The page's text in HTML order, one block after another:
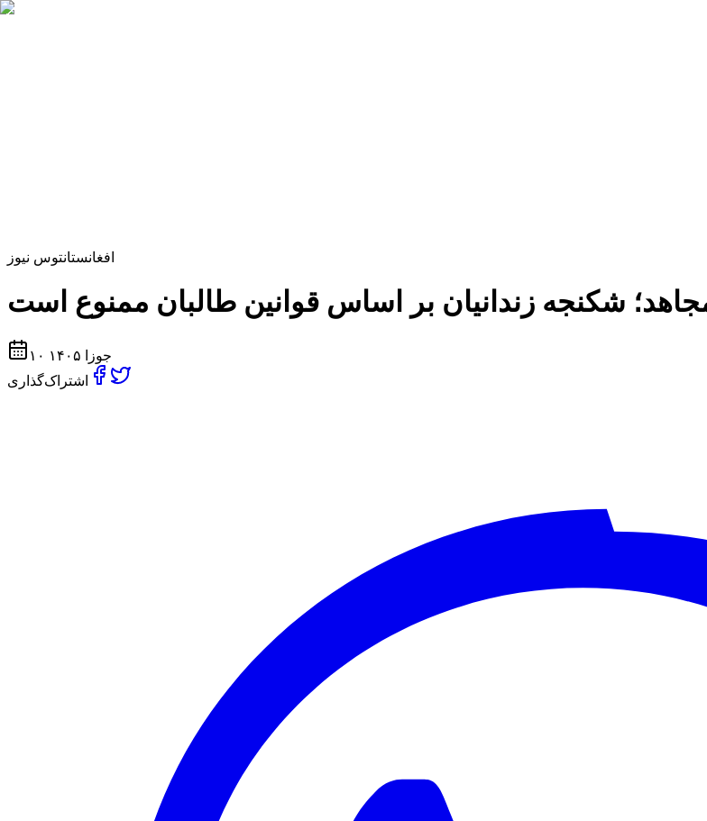
افغانستانتوس نیوز
۱۰ جوزا ۱۴۰۵
اشتراک‌گذاری